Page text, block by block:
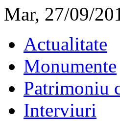
Mar, 27/09/
Actualitate
Monumente
Patrimoniu
Interviuri